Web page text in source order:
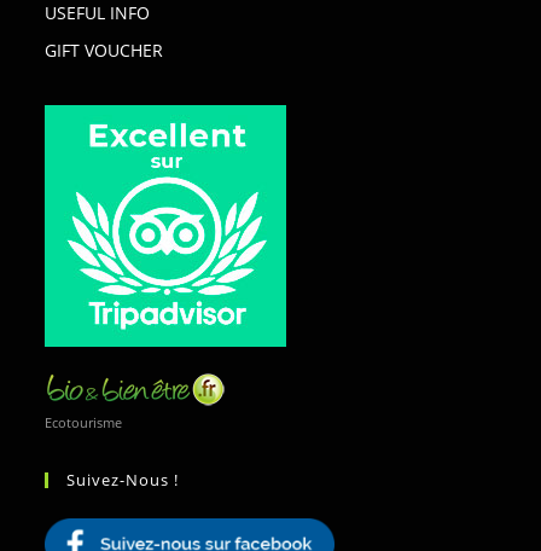
USEFUL INFO
GIFT VOUCHER
Ecotourisme
Suivez-Nous !